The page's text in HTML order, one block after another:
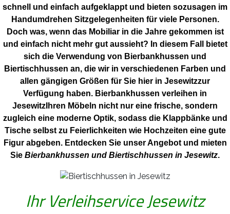
schnell und einfach aufgeklappt und bieten sozusagen im
Handumdrehen Sitzgelegenheiten für viele Personen.
Doch was, wenn das Mobiliar in die Jahre gekommen ist
und einfach nicht mehr gut aussieht? In diesem Fall bietet
sich die Verwendung von Bierbankhussen und
Biertischhussen an, die wir in verschiedenen Farben und
allen gängigen Größen für Sie hier in Jesewitzzur
Verfügung haben. Bierbankhussen verleihen in
JesewitzIhren Möbeln nicht nur eine frische, sondern
zugleich eine moderne Optik, sodass die Klappbänke und
Tische selbst zu Feierlichkeiten wie Hochzeiten eine gute
Figur abgeben. Entdecken Sie unser Angebot und mieten
Sie Bierbankhussen und Biertischhussen in Jesewitz.
Ihr Verleihservice Jesewitz